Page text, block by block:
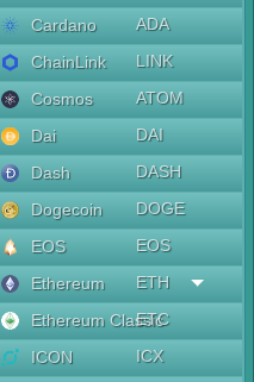
Cardano
ADA
ChainLink
LINK
Cosmos
ATOM
Dai
DAI
Dash
DASH
Dogecoin
DOGE
EOS
EOS
Ethereum
ETH
Ethereum Classic
ETC
ICON
ICX